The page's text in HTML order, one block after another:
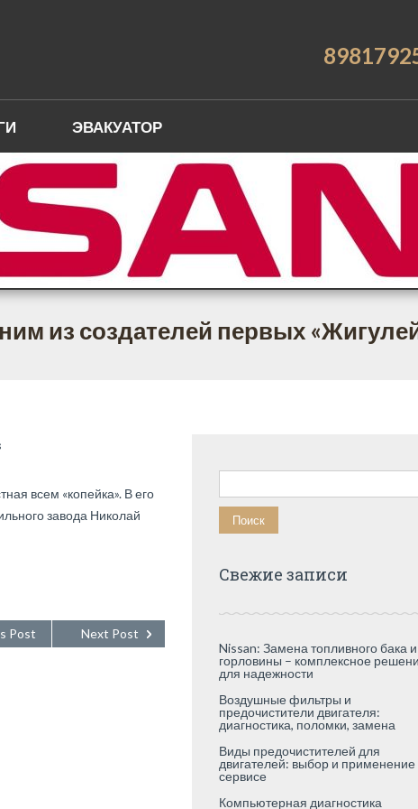
ЭВАКУАТОР
из создателей первых
всем «копейка». В его
завода Николай
Next Post
Post
Найти:
Свежие записи
Nissan: Замена топливного бака и
горловины – комплексное
для надежности
Воздушные фильтры и
предочистители двигателя:
диагностика, поломки, замена
Виды предочистителей для
двигателей: выбор и применение
сервисе
Компьютерная диагностика